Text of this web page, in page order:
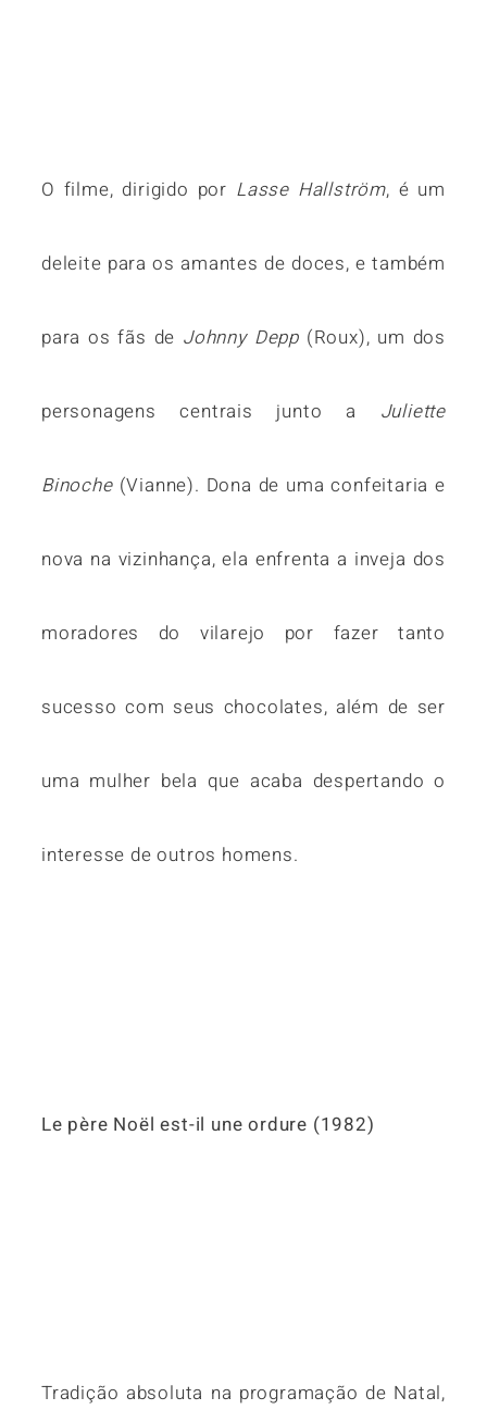
O filme, dirigido por Lasse Hallström, é um
deleite para os amantes de doces, e também
para os fãs de Johnny Depp(Roux), um dos
personagens centrais junto a Juliette
Binoche(Vianne). Dona de uma confeitaria e
nova na vizinhança, ela enfrenta a inveja dos
moradores do vilarejo por fazer tanto
sucesso com seus chocolates, além de ser
uma mulher bela que acaba despertando o
interesse de outros homens.
Le père Noël est-il une ordure (1982)
Tradição absoluta na programação de Natal,